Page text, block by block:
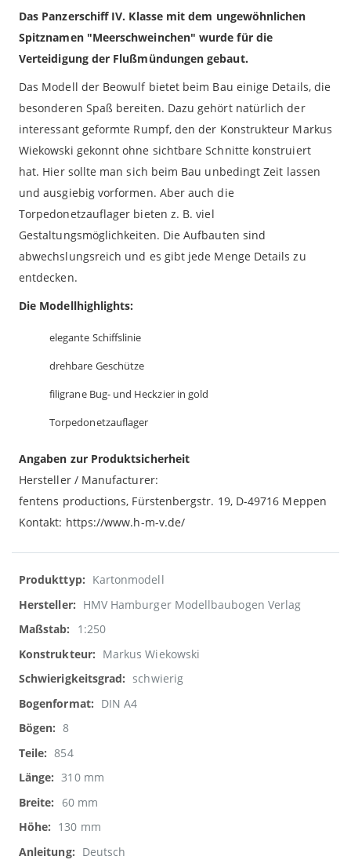
Das Panzerschiff IV. Klasse mit dem ungewöhnlichen
Spitznamen "Meerschweinchen" wurde für die
Verteidigung der Flußmündungen gebaut.
Das Modell der Beowulf bietet beim Bau einige Details, die
besonderen Spaß bereiten. Dazu gehört natürlich der
interessant geformte Rumpf, den der Konstrukteur Markus
Wiekowski gekonnt ohne sichtbare Schnitte konstruiert
hat. Hier sollte man sich beim Bau unbedingt Zeit lassen
und ausgiebig vorformen. Aber auch die
Torpedonetzauflager bieten z. B. viel
Gestaltungsmöglichkeiten. Die Aufbauten sind
abwechslungsreich und es gibt jede Menge Details zu
entdecken.
Die Modellhighlights:
elegante Schiffslinie
drehbare Geschütze
filigrane Bug- und Heckzier in gold
Torpedonetzauflager
Angaben zur Produktsicherheit
Hersteller / Manufacturer:
fentens productions, Fürstenbergstr. 19, D-49716 Meppen
Kontakt: https://www.h-m-v.de/
Weitere
Informationen
Kartonmodell
HMV Hamburger Modellbaubogen Verlag
1:250
Markus Wiekowski
schwierig
DIN A4
8
854
310 mm
60 mm
130 mm
Deutsch